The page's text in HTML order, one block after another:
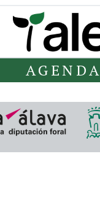
AGENDA